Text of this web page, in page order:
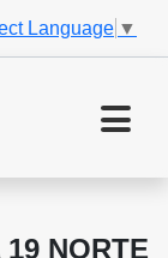
Language ▼
NORTE